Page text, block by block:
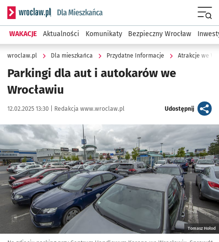
Serwis informacyjny wroclaw.pl podserwis: Dla mieszkańca
WAKACJE Aktualności Komunikaty Bezpieczny Wrocław
wroclaw.pl Dla mieszkańca Przydatne Informacje Atrakcje we
Parkingi dla aut i autokarów we
Wrocławiu
Data publikacji:
12.02.2025 13:30 | Autor:
Redakcja www.wroclaw.pl Udostępnijartykuł
Kliknij, aby powiększyć
Tomasz Hołod